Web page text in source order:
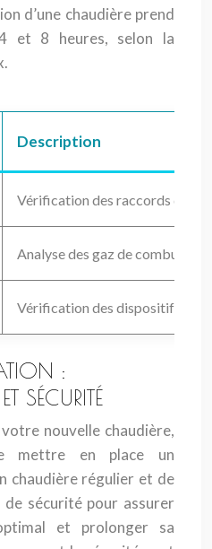
d’une chaudière prend
et 8 heures, selon la
Description
Vérification des raccords de
Analyse des gaz de combustion.
Vérification des dispositifs de
:
SÉCURITÉ
nouvelle chaudière,
mettre en place un
chaudière régulier et de
de sécurité pour assurer
et prolonger sa